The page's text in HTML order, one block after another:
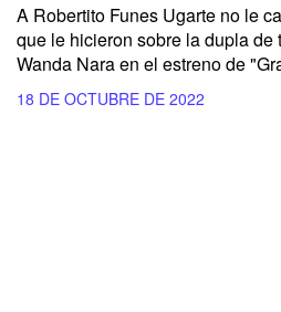
A Robertito Funes Ugarte no le
que le hicieron sobre la dupla de
Wanda Nara en el estreno de
18 DE OCTUBRE DE 2022